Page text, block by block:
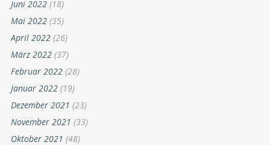
Juni 2022 (18)
Mai 2022 (35)
April 2022 (26)
März 2022 (37)
Februar 2022 (28)
Januar 2022 (19)
Dezember 2021 (23)
November 2021 (33)
Oktober 2021 (48)